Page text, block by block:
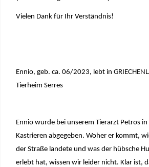
Vielen Dank für Ihr Verständnis!
Ennio, geb. ca. 06/2023, lebt in
Tierheim Serres
Ennio wurde bei unserem Tierarzt Petros in
Kastrieren abgegeben. Woher er kommt,
der Straße landete und was der hübsche
erlebt hat, wissen wir leider nicht. Klar ist,